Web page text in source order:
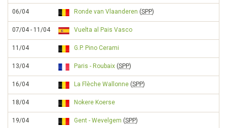
06/04 Ronde van Vlaanderen (SPP)
07/04 - 11/04 Vuelta al Pais Vasco
11/04 G.P. Pino Cerami
13/04 Paris - Roubaix (SPP)
16/04 La Flèche Wallonne (SPP)
18/04 Nokere Koerse
19/04 Gent - Wevelgem (SPP)